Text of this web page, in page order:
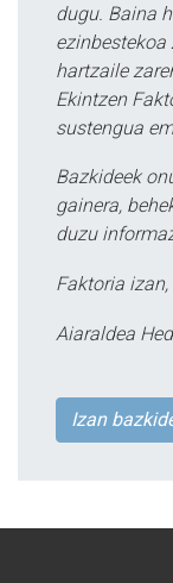
dugu. Baina
ezinbestekoa
hartzaile
Ekintzen
sustengua
Bazkideek
gainera,
duzu
Faktoria
Aiaraldea
Izan